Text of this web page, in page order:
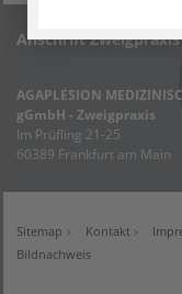
Anschrift Zweigpraxis
AGAPLESION
gGmbH - Zweigpraxis
Im Prüfling 21-25
60389 Frankfurt am Main
Sitemap Kontakt
Bildnachweis